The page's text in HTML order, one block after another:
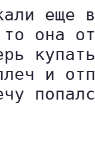
еще
она
и